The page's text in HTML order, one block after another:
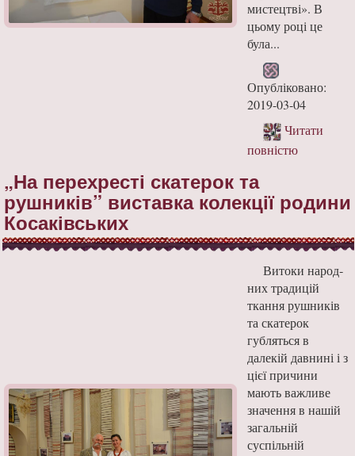
мистецтві». В
цьому році це
була...
Опубліковано:
2019-03-04
Читати
повністю
„На перехресті скатерок та
рушників” виставка колекції родини
Косаківських
Витоки народ­
них традицій
ткання рушників
та скатерок
губляться в
далекій давнині і з
цієї причини
мають важливе
значення в нашій
за­гальній
суспільній